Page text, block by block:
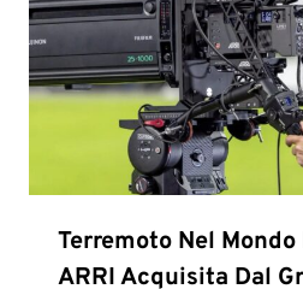
Terremoto Nel
ARRI Acquisita Dal